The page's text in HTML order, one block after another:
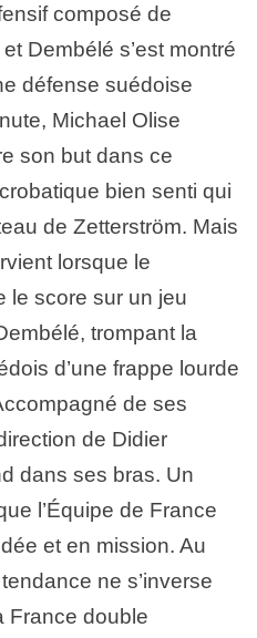
composé de
Dembélé s’est montré
défense suédoise
Michael Olise
son but dans ce
bien senti qui
de Zetterström. Mais
lorsque le
le score sur un jeu
trompant la
d’une frappe lourde
de ses
de Didier
dans ses bras. Un
l’Équipe de France
et en mission. Au
ne s’inverse
France double